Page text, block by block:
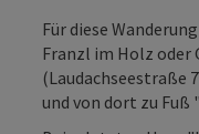
Für diese
Franzl im Holz oder
(Laudachseestraße
und von dort zu Fuß